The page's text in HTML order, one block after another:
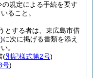
の規定による手続を要す
ること。
とする者は、東広島市借
)に次に掲げる書類を添え
。
(別記様式第2号)
号)